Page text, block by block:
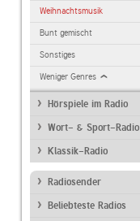
Weihnachtsmusik
Bunt gemischt
Sonstiges
Weniger Genres
Hörspiele im Radio
Wort- & Sport-Radio
Klassik-Radio
Radiosender
Beliebteste Radios